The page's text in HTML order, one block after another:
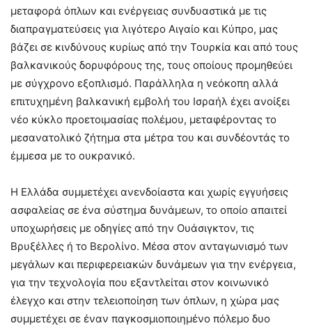
μεταφορά όπλων και ενέργειας συνδυαστικά με τις
διαπραγματεύσεις για λιγότερο Αιγαίο και Κύπρο, μας
βάζει σε κινδύνους κυρίως από την Τουρκία και από τους
βαλκανικούς δορυφόρους της, τους οποίους προμηθεύει
με σύγχρονο εξοπλισμό. Παράλληλα η νεόκοπη αλλά
επιτυχημένη βαλκανική εμβολή του Ισραήλ έχει ανοίξει
νέο κύκλο προετοιμασίας πολέμου, μεταφέροντας το
μεσανατολικό ζήτημα στα μέτρα του και συνδέοντάς το
έμμεσα με το ουκρανικό.
Η Ελλάδα συμμετέχει ανενδοίαστα και χωρίς εγγυήσεις
ασφαλείας σε ένα σύστημα δυνάμεων, το οποίο απαιτεί
υποχωρήσεις με οδηγίες από την Ουάσιγκτον, τις
Βρυξέλλες ή το Βερολίνο. Μέσα στον ανταγωνισμό των
μεγάλων και περιφερειακών δυνάμεων για την ενέργεια,
για την τεχνολογία που εξαντλείται στον κοινωνικό
έλεγχο και στην τελειοποίηση των όπλων, η χώρα μας
συμμετέχει σε έναν παγκοσμιοποιημένο πόλεμο δυο